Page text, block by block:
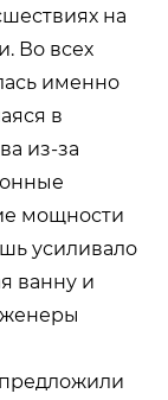
на
Во всех
именно
в
из-за
мощности
усиливало
ванну и